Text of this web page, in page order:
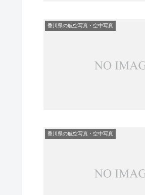
香川県の航空写真・空中写真
香川県の航空写真・空中写真